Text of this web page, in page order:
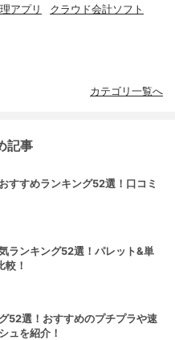
アプリ クラウド会計ソフト
カテゴリ一覧へ
記事
すすめランキング52選！口コミ
ランキング52選！パレット&単
較！
52選！おすすめのプチプラや速
ュを紹介！